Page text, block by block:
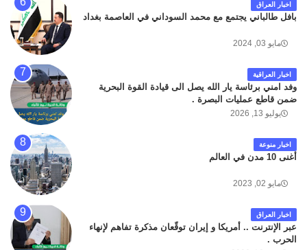
اخبار العراق
بافل طالباني يجتمع مع محمد السوداني في العاصمة بغداد
مايو 03, 2024
اخبار العراقية
وفد امني برئاسة يار الله يصل الى قيادة القوة البحرية
ضمن قاطع عمليات البصرة .
يوليو 13, 2026
اخبار منوعة
أغنى 10 مدن في العالم
مايو 02, 2023
اخبار العراق
عبر الإنترنت .. أمريكا و إيران توقّعان مذكرة تفاهم لإنهاء
الحرب .